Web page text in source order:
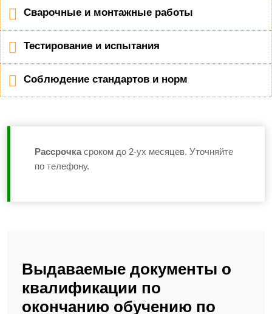
Сварочные и монтажные работы
Тестирование и испытания
Соблюдение стандартов и норм
Рассрочка сроком до 2-ух месяцев. Уточняйте
по телефону.
Выдаваемые документы о
квалификации по
окончанию обучению по